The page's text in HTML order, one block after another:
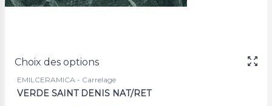
Choix des options
EMILCERAMICA - Carrelage
VERDE SAINT DENIS NAT/RET